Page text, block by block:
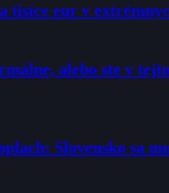
tisíce eur v
alebo ste v
Slovensko sa